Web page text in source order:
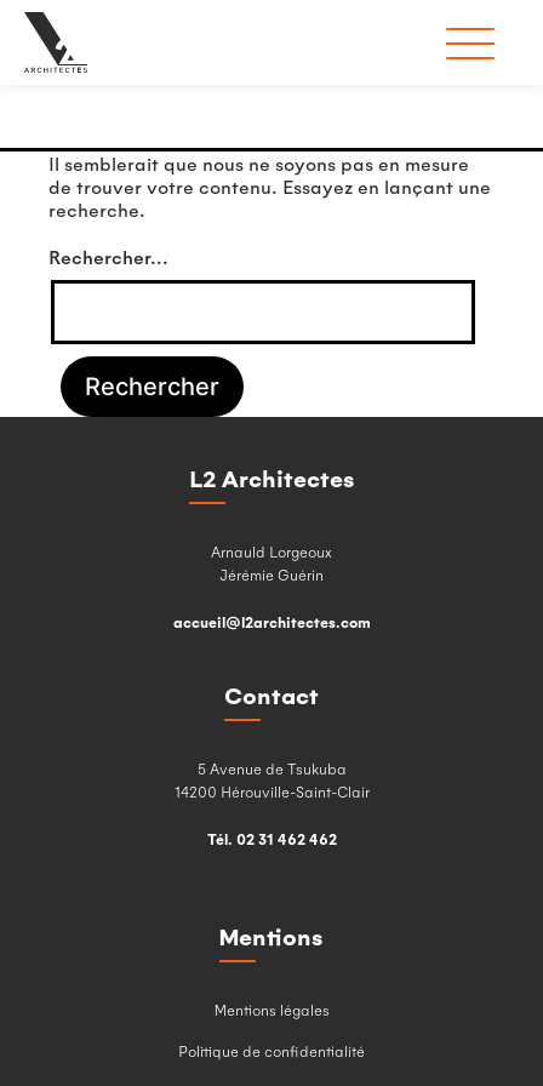
Il semblerait que nous ne soyons pas en mesure
de trouver votre contenu. Essayez en lançant une
recherche.
Rechercher…
L2 Architectes
Arnauld Lorgeoux
Jérémie Guérin
accueil@l2architectes.com
Contact
5 Avenue de Tsukuba
14200 Hérouville-Saint-Clair
Tél. 02 31 462 462
Mentions
Mentions légales
Politique de confidentialité